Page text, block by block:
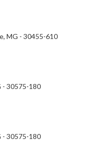
MG - 30455-610
- 30575-180
- 30575-180